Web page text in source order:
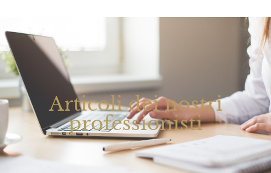
Articoli dei nostri
professionisti